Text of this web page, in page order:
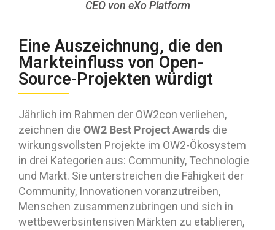
CEO von eXo Platform
Eine Auszeichnung, die den
Markteinfluss von Open-
Source-Projekten würdigt
Jährlich im Rahmen der OW2con verliehen,
zeichnen die OW2 Best Project Awards die
wirkungsvollsten Projekte im OW2-Ökosystem
in drei Kategorien aus: Community, Technologie
und Markt. Sie unterstreichen die Fähigkeit der
Community, Innovationen voranzutreiben,
Menschen zusammenzubringen und sich in
wettbewerbsintensiven Märkten zu etablieren,